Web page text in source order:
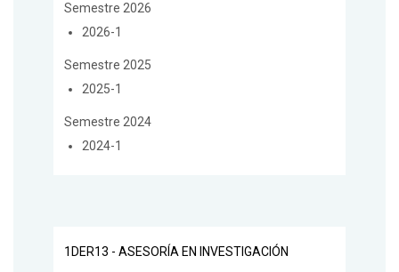
Semestre 2026
2026-1
Semestre 2025
2025-1
Semestre 2024
2024-1
1DER13 - ASESORÍA EN INVESTIGACIÓN